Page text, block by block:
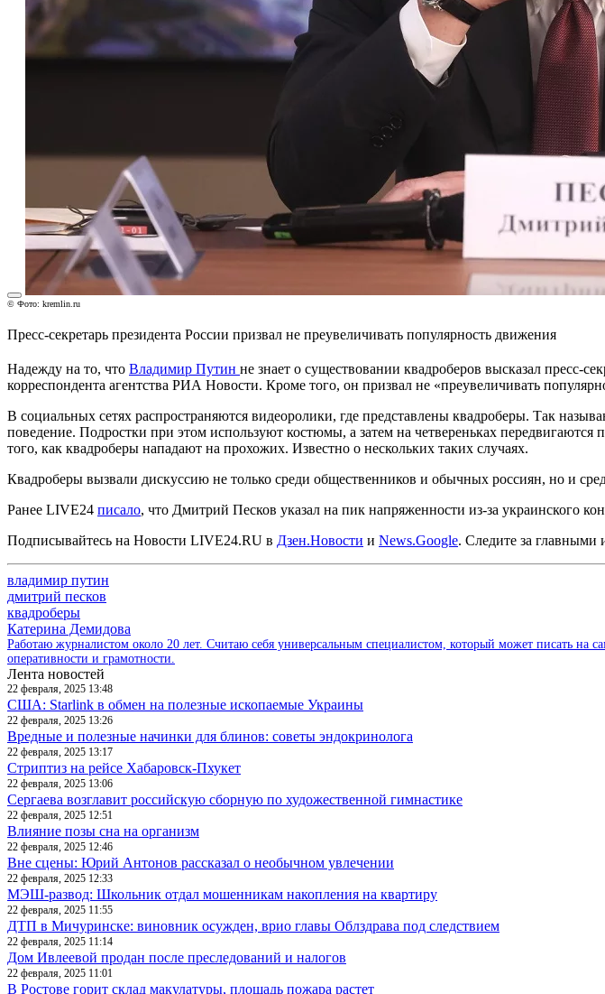
© Фото: kremlin.ru
Пресс-секретарь президента России призвал не преувеличивать популярность движения
Надежду на то, что Владимир Путин не знает о существовании квадроберов высказал пресс-
корреспондента агентства РИА Новости. Кроме того, он призвал не «преувеличивать
В социальных сетях распространяются видеоролики, где представлены квадроберы. Так
поведение. Подростки при этом используют костюмы, а затем на четвереньках
того, как квадроберы нападают на прохожих. Известно о нескольких таких случаях.
Квадроберы вызвали дискуссию не только среди общественников и обычных россиян, но и
Ранее LIVE24 писало, что Дмитрий Песков указал на пик напряженности из-за украинского
Подписывайтесь на Новости LIVE24.RU в Дзен.Новости и News.Google. Следите за
владимир путин
дмитрий песков
квадроберы
Катерина Демидова
Работаю журналистом около 20 лет. Считаю себя универсальным специалистом, который может писать на
оперативности и грамотности.
Лента новостей
22 февраля, 2025 13:48
США: Starlink в обмен на полезные ископаемые Украины
22 февраля, 2025 13:26
Вредные и полезные начинки для блинов: советы эндокринолога
22 февраля, 2025 13:17
Стриптиз на рейсе Хабаровск-Пхукет
22 февраля, 2025 13:06
Сергаева возглавит российскую сборную по художественной гимнастике
22 февраля, 2025 12:51
Влияние позы сна на организм
22 февраля, 2025 12:46
Вне сцены: Юрий Антонов рассказал о необычном увлечении
22 февраля, 2025 12:33
МЭШ-развод: Школьник отдал мошенникам накопления на квартиру
22 февраля, 2025 11:55
ДТП в Мичуринске: виновник осужден, врио главы Облздрава под следствием
22 февраля, 2025 11:14
Дом Ивлеевой продан после преследований и налогов
22 февраля, 2025 11:01
В Ростове горит склад макулатуры, площадь пожара растет